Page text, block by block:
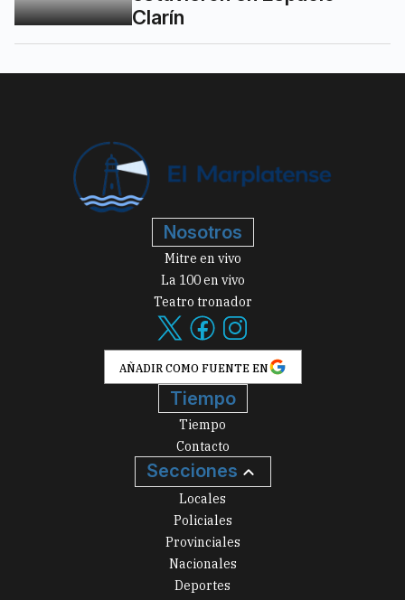
Clarín
Nosotros
Mitre en vivo
La 100 en vivo
Teatro tronador
AÑADIR COMO FUENTE EN
Tiempo
Tiempo
Contacto
Secciones
Locales
Policiales
Provinciales
Nacionales
Deportes